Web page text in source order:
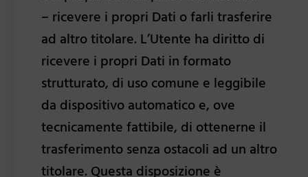
– ricevere i propri Dati o farli trasferire
ad altro titolare. L’Utente ha diritto di
ricevere i propri Dati in formato
strutturato, di uso comune e leggibile
da dispositivo automatico e, ove
tecnicamente fattibile, di ottenerne il
trasferimento senza ostacoli ad un altro
titolare. Questa disposizione è